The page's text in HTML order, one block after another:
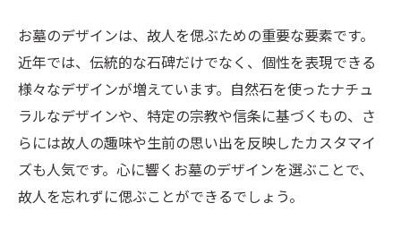
お墓のデザインは、故人を偲ぶための重要な要素です。
近年では、伝統的な石碑だけでなく、個性を表現できる
様々なデザインが増えています。自然石を使ったナチュ
ラルなデザインや、特定の宗教や信条に基づくもの、さ
らには故人の趣味や生前の思い出を反映したカスタマイ
ズも人気です。心に響くお墓のデザインを選ぶことで、
故人を忘れずに偲ぶことができるでしょう。